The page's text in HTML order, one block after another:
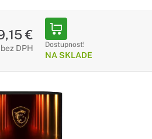
€
DPH Dostupnosť:
NA SKLADE